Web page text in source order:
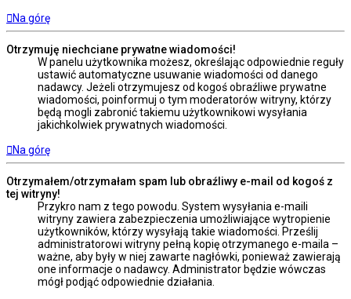
Na górę
Otrzymuję niechciane prywatne wiadomości!
W panelu użytkownika możesz, określając odpowiednie reguły
ustawić automatyczne usuwanie wiadomości od danego
nadawcy. Jeżeli otrzymujesz od kogoś obraźliwe prywatne
wiadomości, poinformuj o tym moderatorów witryny, którzy
będą mogli zabronić takiemu użytkownikowi wysyłania
jakichkolwiek prywatnych wiadomości.
Na górę
Otrzymałem/otrzymałam spam lub obraźliwy e-mail od kogoś z
tej witryny!
Przykro nam z tego powodu. System wysyłania e-maili
witryny zawiera zabezpieczenia umożliwiające wytropienie
użytkowników, którzy wysyłają takie wiadomości. Prześlij
administratorowi witryny pełną kopię otrzymanego e-maila –
ważne, aby były w niej zawarte nagłówki, ponieważ zawierają
one informacje o nadawcy. Administrator będzie wówczas
mógł podjąć odpowiednie działania.